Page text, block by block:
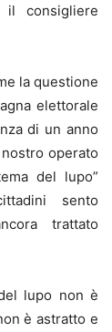
il consigliere
la questione
elettorale
di un anno
operato
del lupo”
sento
trattato
lupo non è
è astratto e